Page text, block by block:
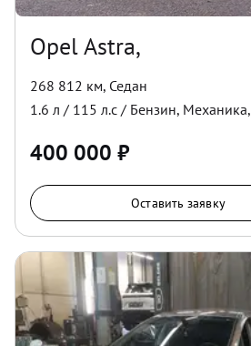
Opel Astra,
268 812 км, Седан
1.6 л / 115 л.с / Бензин, Механика,
400 000 ₽
Оставить заявку